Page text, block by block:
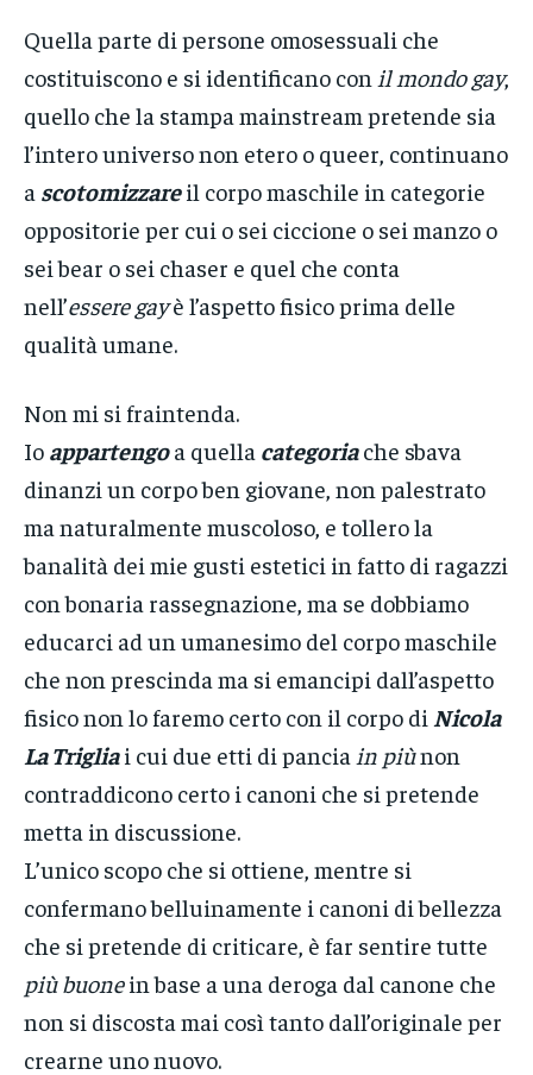
Quella parte di persone omosessuali che
costituiscono e si identificano con il mondo gay,
quello che la stampa mainstream pretende sia
l’intero universo non etero o queer, continuano
a scotomizzareil corpo maschile in categorie
oppositorie per cui o sei ciccione o sei manzo o
sei bear o sei chaser e quel che conta
nell’essere gayè l’aspetto fisico prima delle
qualità umane.
Non mi si fraintenda.
Io appartengoa quella categoriache sbava
dinanzi un corpo ben giovane, non palestrato
ma naturalmente muscoloso, e tollero la
banalità dei mie gusti estetici in fatto di ragazzi
con bonaria rassegnazione, ma se dobbiamo
educarci ad un umanesimo del corpo maschile
che non prescinda ma si emancipi dall’aspetto
fisico non lo faremo certo con il corpo di Nicola
La Trigliai cui due etti di pancia in piùnon
contraddicono certo i canoni che si pretende
metta in discussione.
L’unico scopo che si ottiene, mentre si
confermano belluinamente i canoni di bellezza
che si pretende di criticare, è far sentire tutte
più buonein base a una deroga dal canone che
non si discosta mai così tanto dall’originale per
crearne uno nuovo.